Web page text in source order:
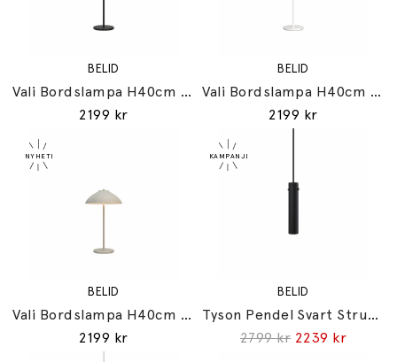
BELID
Vali Bordslampa H40cm Mattsvart
2199 kr
BELID
Vali Bordslampa H40cm Mattvit
2199 kr
BELID
Vali Bordslampa H40cm Sand
2199 kr
BELID
Tyson Pendel Svart Struktur
2799 kr 2239 kr